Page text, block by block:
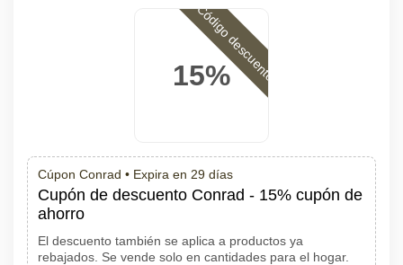
15%
Código descuento
Cúpon Conrad • Expira en 29 días
Cupón de descuento Conrad - 15% cupón de
ahorro
El descuento también se aplica a productos ya
rebajados. Se vende solo en cantidades para el hogar.